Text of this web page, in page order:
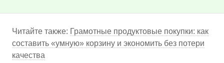
Читайте также: Грамотные продуктовые покупки: как
составить «умную» корзину и экономить без потери
качества